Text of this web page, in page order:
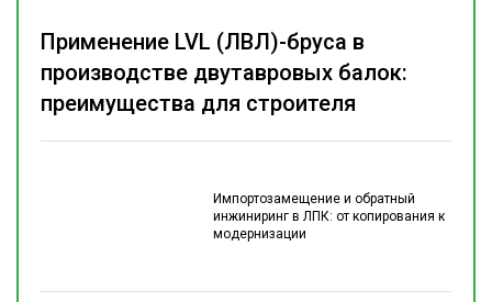
Импортозамещение и обратный
инжиниринг в ЛПК: от копирования к
модернизации
Применение LVL (ЛВЛ)-бруса в
производстве двутавровых балок:
преимущества для строителя